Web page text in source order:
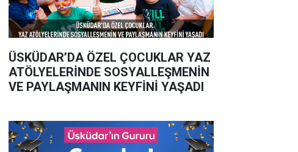
ÜSKÜDAR’DA ÖZEL ÇOCUKLAR YAZ
ATÖLYELERİNDE SOSYALLEŞMENİN
VE PAYLAŞMANIN KEYFİNİ YAŞADI